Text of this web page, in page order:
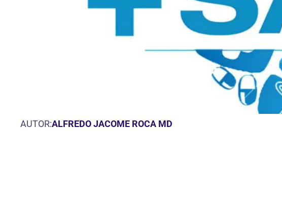
AUTOR:ALFREDO JACOME ROCA MD